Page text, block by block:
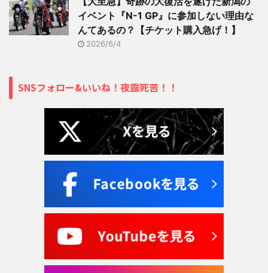
イベント『N-1 GP』に参加しない理由な
んてあるの？【チケット購入急げ！】
2026/6/4
SNSフォロー&いいね！夜露死苦！！